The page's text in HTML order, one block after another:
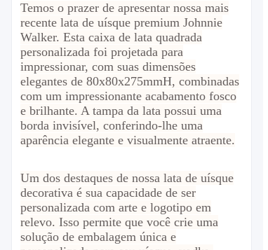
Temos o prazer de apresentar nossa mais
recente lata de uísque premium Johnnie
Walker. Esta caixa de lata quadrada
personalizada foi projetada para
impressionar, com suas dimensões
elegantes de 80x80x275mmH, combinadas
com um impressionante acabamento fosco
e brilhante. A tampa da lata possui uma
borda invisível, conferindo-lhe uma
aparência elegante e visualmente atraente.
Um dos destaques de nossa lata de uísque
decorativa é sua capacidade de ser
personalizada com arte e logotipo em
relevo. Isso permite que você crie uma
solução de embalagem única e